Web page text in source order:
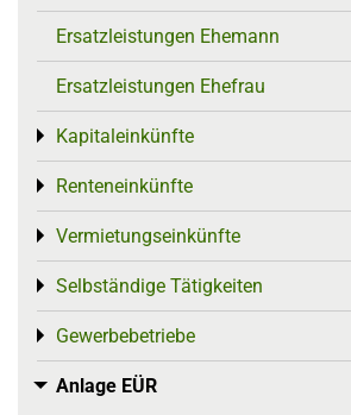
Ersatzleistungen Ehemann
Ersatzleistungen Ehefrau
Kapitaleinkünfte
Toggle menu
Renteneinkünfte
Toggle menu
Vermietungseinkünfte
Toggle menu
Selbständige Tätigkeiten
Toggle menu
Gewerbebetriebe
Toggle menu
Anlage EÜR
Toggle menu